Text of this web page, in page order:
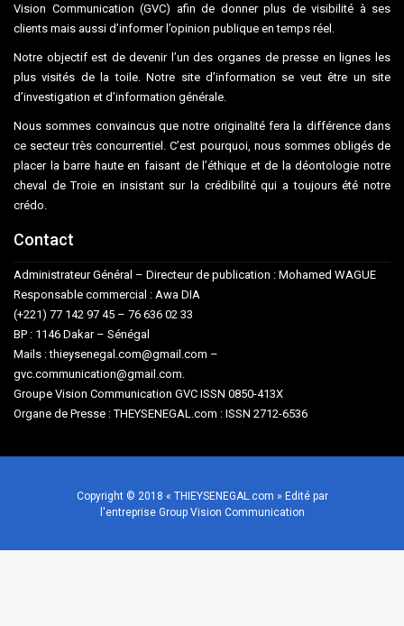
Vision Communication (GVC) afin de donner plus de visibilité à ses
clients mais aussi d’informer l’opinion publique en temps réel.
Notre objectif est de devenir l’un des organes de presse en lignes les
plus visités de la toile. Notre site d’information se veut être un site
d’investigation et d’information générale.
Nous sommes convaincus que notre originalité fera la différence dans
ce secteur très concurrentiel. C’est pourquoi, nous sommes obligés de
placer la barre haute en faisant de l’éthique et de la déontologie notre
cheval de Troie en insistant sur la crédibilité qui a toujours été notre
crédo.
Contact
Administrateur Général – Directeur de publication : Mohamed WAGUE
Responsable commercial : Awa DIA
(+221) 77 142 97 45 – 76 636 02 33
BP : 1146 Dakar – Sénégal
Mails : thieysenegal.com@gmail.com –
gvc.communication@gmail.com.
Groupe Vision Communication GVC ISSN 0850-413X
Organe de Presse : THEYSENEGAL.com : ISSN 2712-6536
Copyright © 2018 « THIEYSENEGAL.com » Edité par
l'entreprise Group Vision Communication